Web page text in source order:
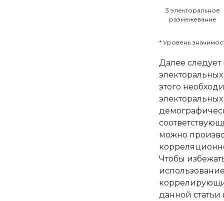
3 электоральное
размежевание
* Уровень
Далее следует
этого
можно
Чтобы
данной